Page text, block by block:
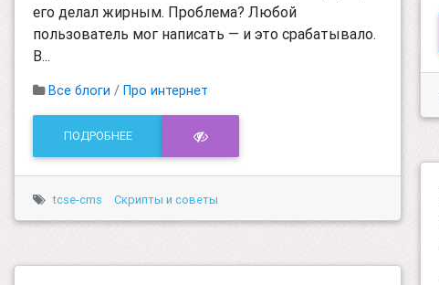
его делал жирным. Проблема? Любой
пользователь мог написать — и это срабатывало.
В...
Все блоги / Про интернет
ПОДРОБНЕЕ
tcse-cms Скрипты и советы